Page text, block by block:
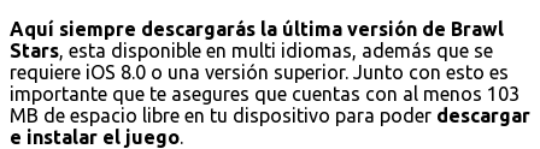
Aquí siempre descargarás la última versión de Brawl
Stars, esta disponible en multi idiomas, además que se
requiere iOS 8.0 o una versión superior. Junto con esto es
importante que te asegures que cuentas con al menos 103
MB de espacio libre en tu dispositivo para poder descargar
e instalar el juego.